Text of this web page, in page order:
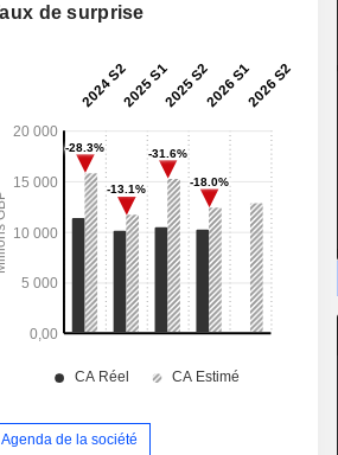
de surprise
Agenda de la société